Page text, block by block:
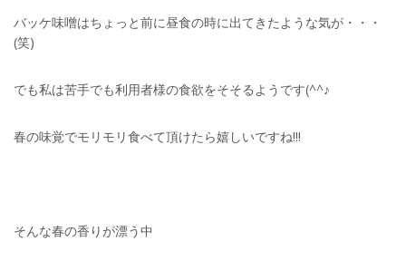
バッケ味噌はちょっと前に昼食の時に出てきたような気が・・・
(笑)
でも私は苦手でも利用者様の食欲をそそるようです(^^♪
春の味覚でモリモリ食べて頂けたら嬉しいですね!!!
そんな春の香りが漂う中